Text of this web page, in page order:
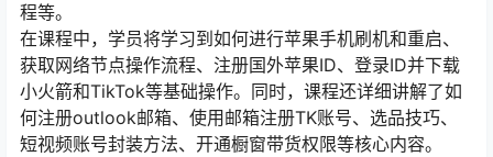
程等。
在课程中，学员将学习到如何进行苹果手机刷机和重启、
获取网络节点操作流程、注册国外苹果ID、登录ID并下载
小火箭和TikTok等基础操作。同时，课程还详细讲解了如
何注册outlook邮箱、使用邮箱注册TK账号、选品技巧、
短视频账号封装方法、开通橱窗带货权限等核心内容。